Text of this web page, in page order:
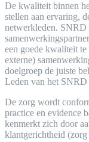
De kwaliteit binnen
stellen aan ervaring,
netwerkleden. SNRD
een goede kwaliteit
externe)
doelgroep de juiste
Leden van het
De zorg wordt
practice en evidence
kenmerkt zich door
klantgerichtheid